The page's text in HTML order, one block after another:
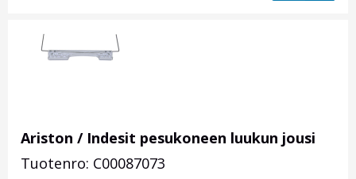
Ariston / Indesit pesukoneen luukun jousi
Tuotenro: C00087073